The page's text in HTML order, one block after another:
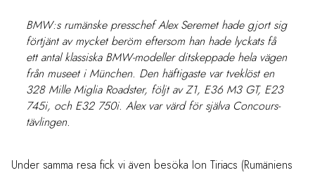
BMW:s rumänske presschef Alex Seremet hade gjort sig
förtjänt av mycket beröm eftersom han hade lyckats få
ett antal klassiska BMW-modeller ditskeppade hela vägen
från museet i München. Den häftigaste var tveklöst en
328 Mille Miglia Roadster, följt av Z1, E36 M3 GT, E23
745i, och E32 750i. Alex var värd för själva Concours-
tävlingen.
Under samma resa fick vi även besöka Ion Tiriacs (Rumäniens